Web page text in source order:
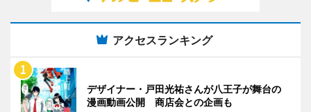
アクセスランキング
デザイナー・戸田光祐さんが八王子が舞台の
漫画動画公開 商店会との企画も